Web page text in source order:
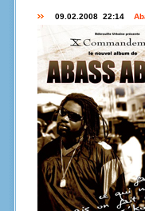
09.02.2008 22:14